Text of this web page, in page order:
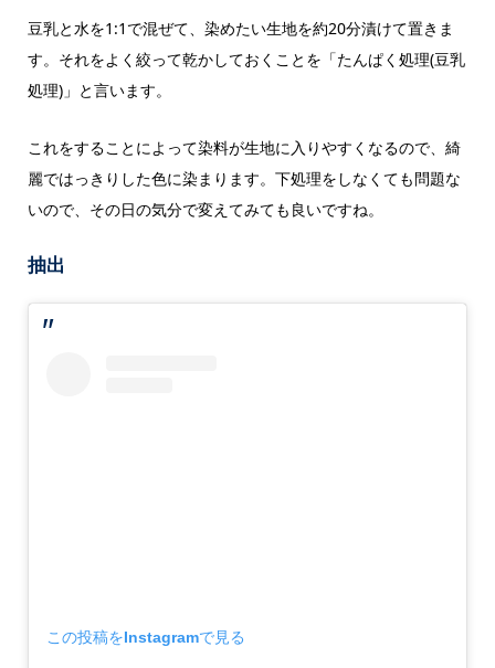
豆乳と水を1:1で混ぜて、染めたい生地を約20分漬けて置きま
す。それをよく絞って乾かしておくことを「たんぱく処理(豆乳
処理)」と言います。
これをすることによって染料が生地に入りやすくなるので、綺
麗ではっきりした色に染まります。下処理をしなくても問題な
いので、その日の気分で変えてみても良いですね。
抽出
この投稿をInstagramで見る